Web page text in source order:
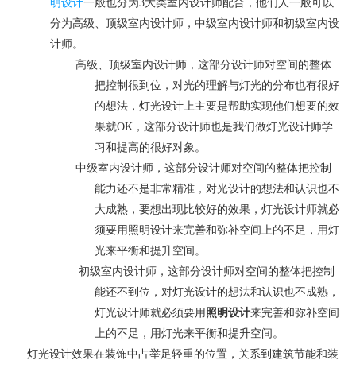
明设计一般也分为3大类室内设计师配合，他们人一般可以
分为高级、顶级室内设计师，中级室内设计师和初级室内设
计师。
高级、顶级室内设计师，这部分设计师对空间的整体
把控制很到位，对光的理解与灯光的分布也有很好
的想法，灯光设计上主要是帮助实现他们想要的效
果就OK ，这部分设计师也是我们做灯光设计师学
习和提高的很好对象。
中级室内设计师，这部分设计师对空间的整体把控制
能力还不是非常精准，对光设计的想法和认识也不
大成熟，要想出现比较好的效果，灯光设计师就必
须要用照明设计来完善和弥补空间上的不足，用灯
光来平衡和提升空间。
初级室内设计师，这部分设计师对空间的整体把控制
能还不到位，对灯光设计的想法和认识也不成熟，
灯光设计师就必须要用 照明设计来完善和弥补空间
上的不足，用灯光来平衡和提升空间。
灯光设计效果在装饰中占举足轻重的位置，关系到建筑节能和装